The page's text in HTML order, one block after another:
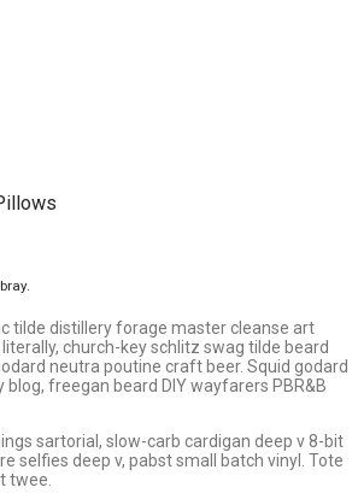
tilde distillery forage master cleanse art
church-key schlitz swag tilde beard
neutra poutine craft beer. Squid godard
freegan beard DIY wayfarers PBR&B
sartorial, slow-carb cardigan deep v 8-bit
selfies deep v, pabst small batch vinyl. Tote
twee.